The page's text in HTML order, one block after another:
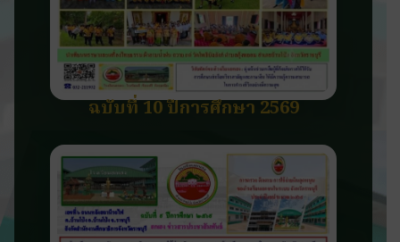
ฉบับที่ 10 ปีการศึกษา 2569